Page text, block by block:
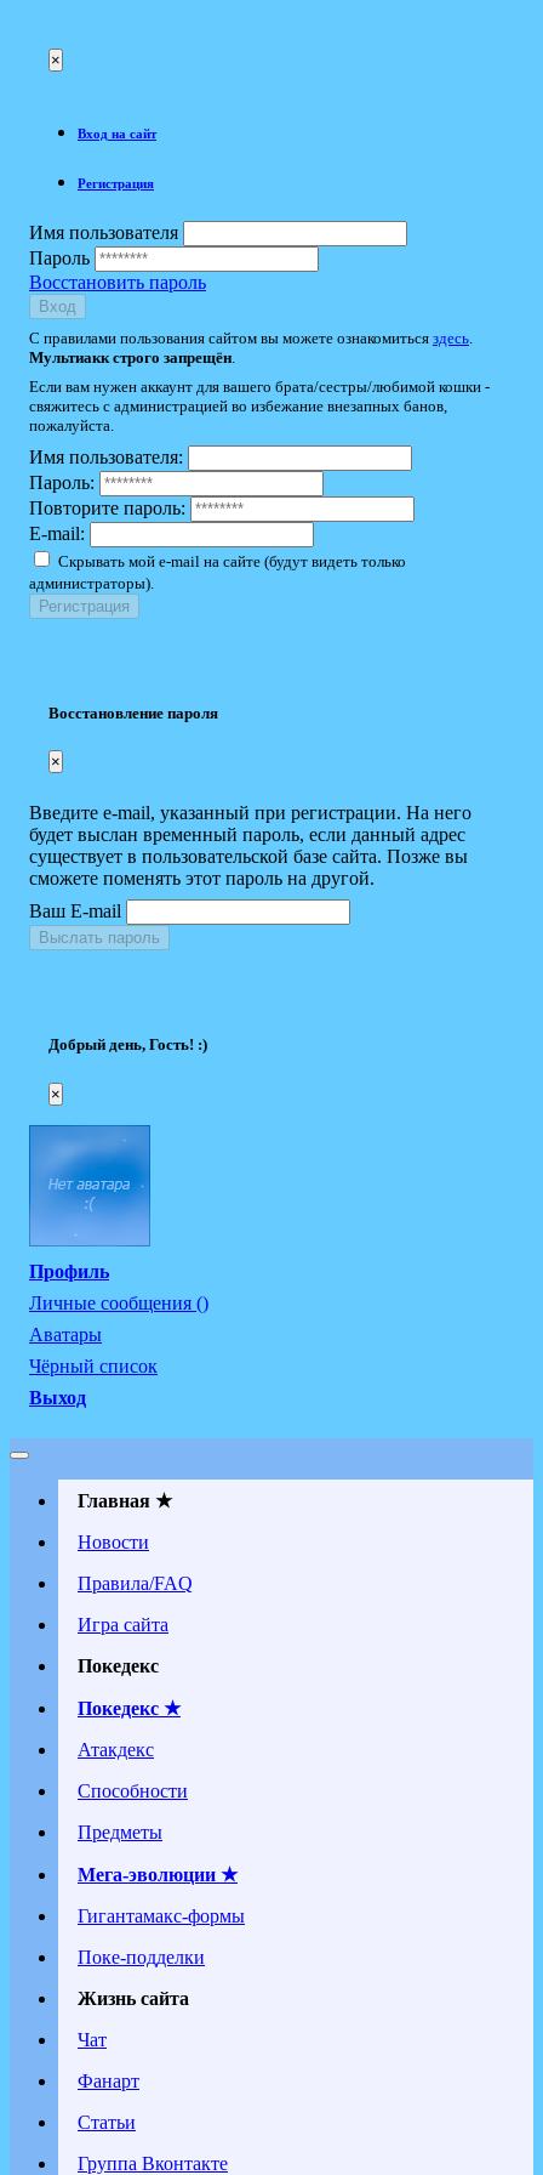
×
Вход на сайт
Регистрация
Имя пользователя
Пароль
Восстановить пароль
Вход
С правилами пользования сайтом вы можете ознакомиться здесь
Мультиакк строго запрещён
Если вам нужен аккаунт для вашего брата/сестры/любимой кошки -
свяжитесь с администрацией во избежание внезапных банов,
пожалуйста.
Имя пользователя:
Пароль:
Повторите пароль:
E-mail:
Скрывать мой e-mail на сайте (будут видеть только
администраторы).
Восстановление пароля
×
Введите e-mail, указанный при регистрации. На него
будет выслан временный пароль, если данный адрес
существует в пользовательской базе сайта. Позже вы
сможете поменять этот пароль на другой.
Ваш E-mail
Выслать пароль
Добрый день, Гость! :)
×
Профиль
Личные сообщения ()
Аватары
Чёрный список
Выход
Главная ★
Новости
Правила/FAQ
Игра сайта
Покедекс
Покедекс ★
Атакдекс
Способности
Предметы
Мега-эволюции ★
Гигантамакс-формы
Поке-подделки
Жизнь сайта
Чат
Фанарт
Статьи
Группа Вконтакте